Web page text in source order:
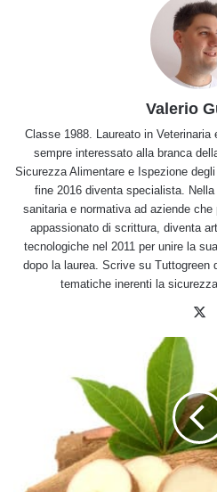
Valerio
Classe 1988. Laureato in
sempre interessato alla branca
Sicurezza Alimentare e Ispezione
fine 2016 diventa specialista.
sanitaria e normativa ad aziende
appassionato di scrittura, diventa
tecnologiche nel 2011 per unire la
dopo la laurea. Scrive su Tuttogreen
tematiche inerenti la